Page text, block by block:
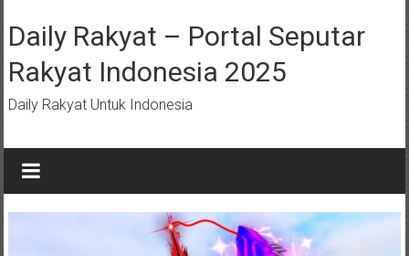
ke
konten
Daily Rakyat – Portal Seputar
Rakyat Indonesia 2025
Daily Rakyat Untuk Indonesia